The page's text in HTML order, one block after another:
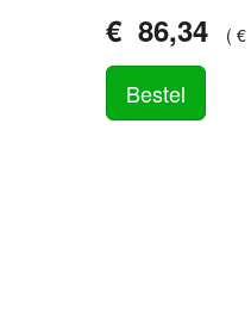
€ 86,34 (€
Bestel